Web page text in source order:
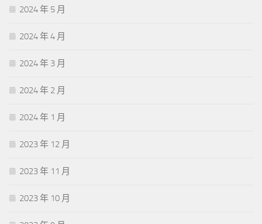
2024 年 5 月
2024 年 4 月
2024 年 3 月
2024 年 2 月
2024 年 1 月
2023 年 12 月
2023 年 11 月
2023 年 10 月